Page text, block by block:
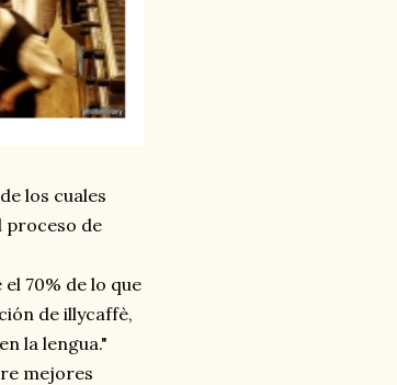
los cuales
proceso de
70% de lo que
de illycaffè,
la lengua."
mejores